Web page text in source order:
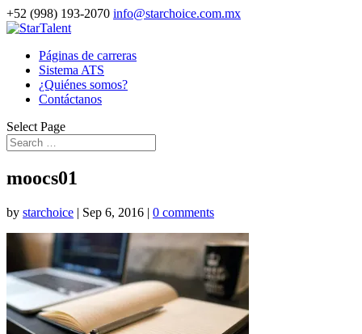
+52 (998) 193-2070 info@starchoice.com.mx
Páginas de carreras
Sistema ATS
¿Quiénes somos?
Contáctanos
Select Page
moocs01
by starchoice | Sep 6, 2016 | 0 comments